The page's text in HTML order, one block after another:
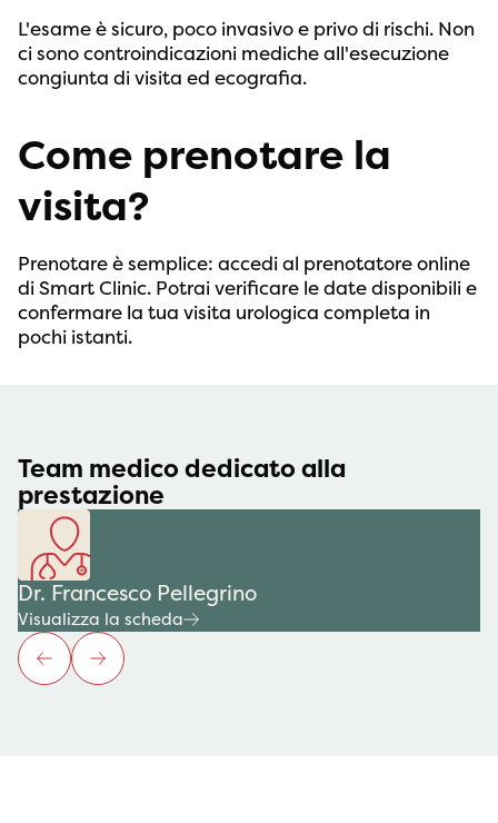
L'esame è sicuro, poco invasivo e privo di rischi. Non
ci sono controindicazioni mediche all'esecuzione
congiunta di visita ed ecografia.
Come prenotare la
visita?
Prenotare è semplice: accedi al prenotatore online
di Smart Clinic. Potrai verificare le date disponibili e
confermare la tua visita urologica completa in
pochi istanti.
Team medico dedicato alla
prestazione
Dr. Francesco Pellegrino
Visualizza la scheda